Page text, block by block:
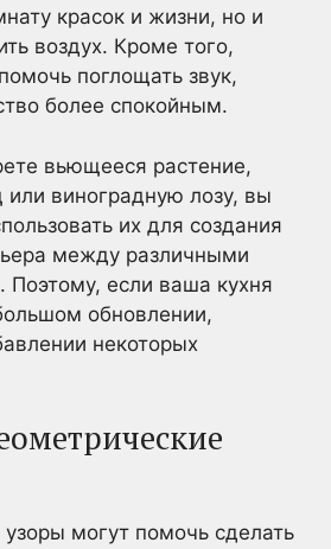
красок и жизни, но и
воздух. Кроме того,
поглощать звук,
более спокойным.
вьющееся растение,
виноградную лозу, вы
их для создания
между различными
Поэтому, если ваша кухня
обновлении,
некоторых
могут помочь сделать